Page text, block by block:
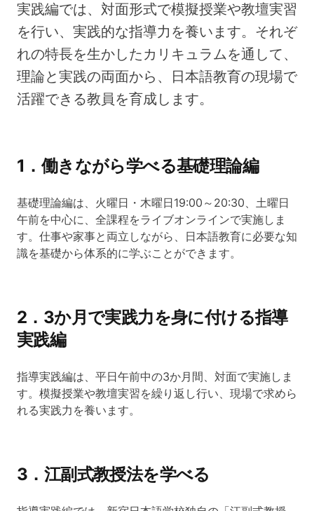
実践編では、対面形式で模擬授業や教壇実習
を行い、実践的な指導力を養います。それぞ
れの特長を生かしたカリキュラムを通して、
理論と実践の両面から、日本語教育の現場で
活躍できる教員を育成します。
1．働きながら学べる基礎理論編
基礎理論編は、火曜日・木曜日19:00～20:30、土曜日
午前を中心に、全課程をライブオンラインで実施しま
す。仕事や家事と両立しながら、日本語教育に必要な知
識を基礎から体系的に学ぶことができます。
2．3か月で実践力を身に付ける指導
実践編
指導実践編は、平日午前中の3か月間、対面で実施しま
す。模擬授業や教壇実習を繰り返し行い、現場で求めら
れる実践力を養います。
3．江副式教授法を学べる